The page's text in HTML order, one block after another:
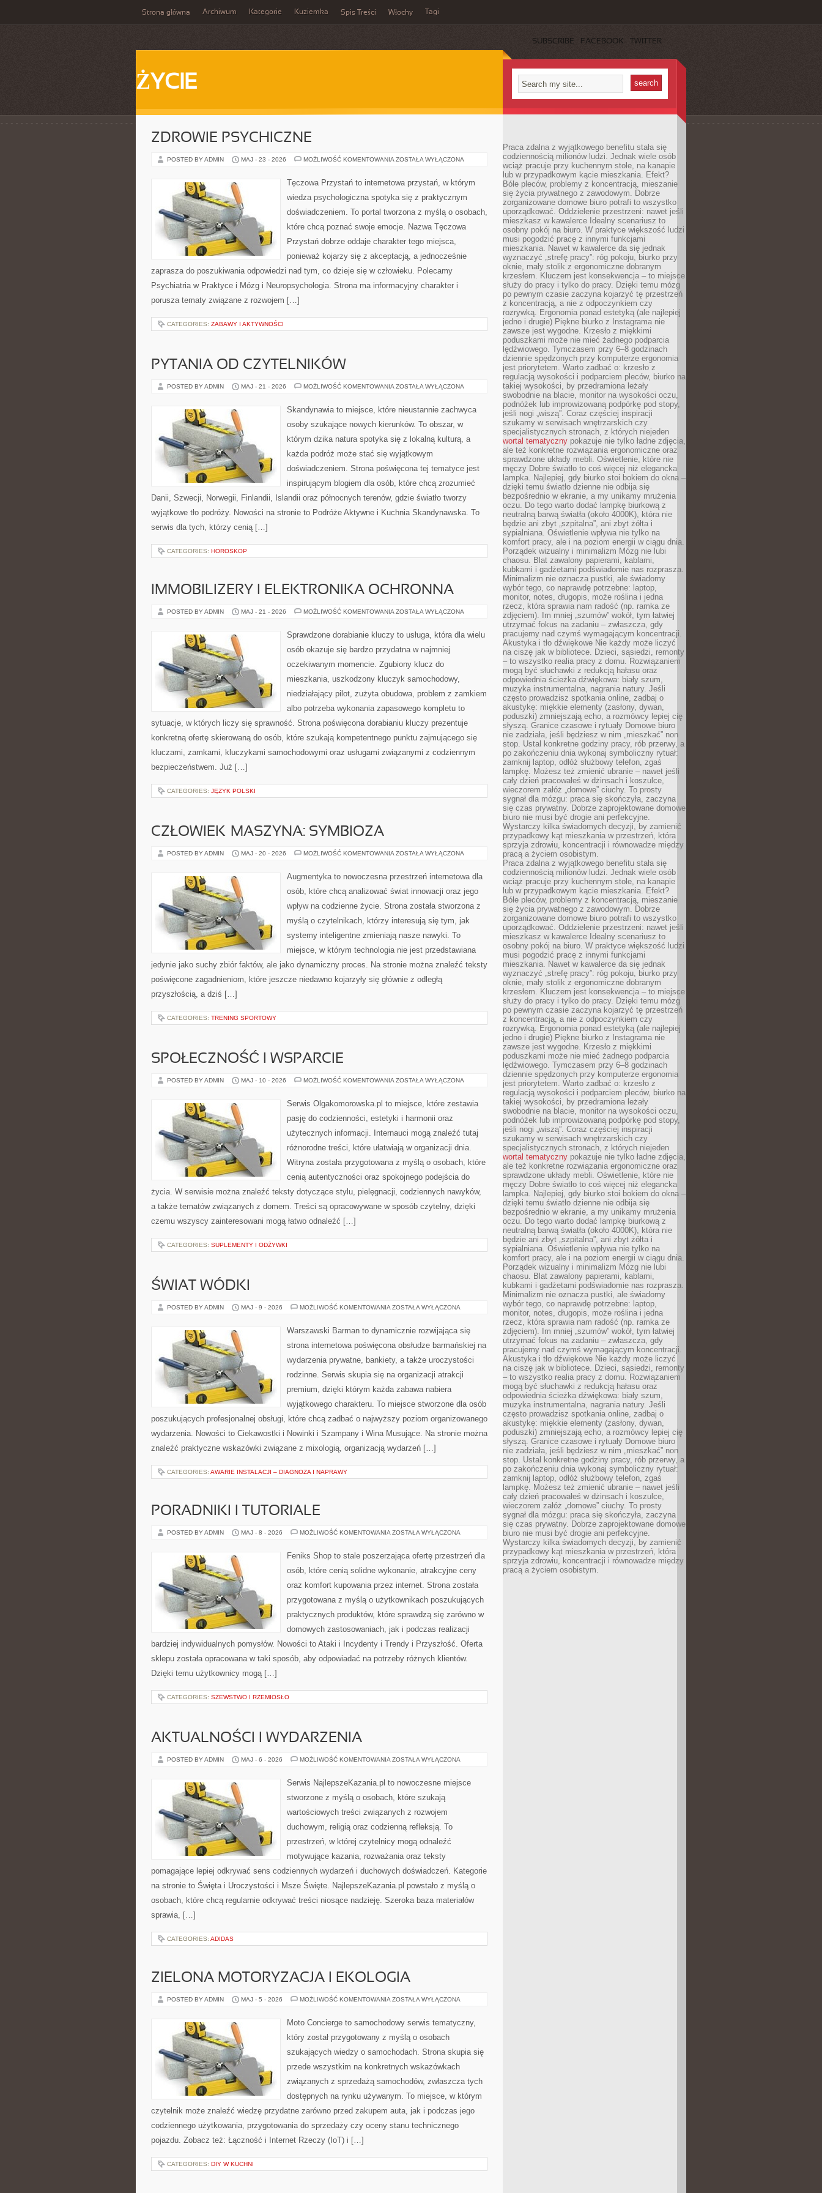
Strona główna Archiwum Kategorie Kuziemka Spis Treści Włochy Tagi
SUBSCRIBE FACEBOOK TWITTER
ŻYCIE
ZDROWIE PSYCHICZNE
POSTED BY ADMIN MAJ - 23 - 2026 MOŻLIWOŚĆ KOMENTOWANIA ZDROWIE
ZOSTAŁA WYŁĄCZONA
Tęczowa Przystań to internetowa przystań, w którym
wiedza psychologiczna spotyka się z praktycznym
doświadczeniem. To portal tworzona z myślą o osobach,
które chcą poznać swoje emocje. Nazwa Tęczowa
Przystań dobrze oddaje charakter tego miejsca,
ponieważ kojarzy się z akceptacją, a jednocześnie
zaprasza do poszukiwania odpowiedzi nad tym, co dzieje się w człowieku. Polecamy
Psychiatria w Praktyce i Mózg i Neuropsychologia. Strona ma informacyjny charakter i
porusza tematy związane z rozwojem […]
CATEGORIES: ZABAWY I AKTYWNOŚCI
PYTANIA OD CZYTELNIKÓW
POSTED BY ADMIN MAJ - 21 - 2026 MOŻLIWOŚĆ KOMENTOWANIA PYTANIA
ZOSTAŁA WYŁĄCZONA
Skandynawia to miejsce, które nieustannie zachwyca
osoby szukające nowych kierunków. To obszar, w
którym dzika natura spotyka się z lokalną kulturą, a
każda podróż może stać się wyjątkowym
doświadczeniem. Strona poświęcona tej tematyce jest
inspirującym blogiem dla osób, które chcą zrozumieć
Danii, Szwecji, Norwegii, Finlandii, Islandii oraz północnych terenów, gdzie światło tworzy
wyjątkowe tło podróży. Nowości na stronie to Podróże Aktywne i Kuchnia Skandynawska. To
serwis dla tych, którzy cenią […]
CATEGORIES: HOROSKOP
IMMOBILIZERY I ELEKTRONIKA OCHRONNA
POSTED BY ADMIN MAJ - 21 - 2026 MOŻLIWOŚĆ KOMENTOWANIA IMMOBILIZERY
OCHRONNA
ZOSTAŁA WYŁĄCZONA
Sprawdzone dorabianie kluczy to usługa, która dla wielu
osób okazuje się bardzo przydatna w najmniej
oczekiwanym momencie. Zgubiony klucz do
mieszkania, uszkodzony kluczyk samochodowy,
niedziałający pilot, zużyta obudowa, problem z zamkiem
albo potrzeba wykonania zapasowego kompletu to
sytuacje, w których liczy się sprawność. Strona poświęcona dorabianiu kluczy prezentuje
konkretną ofertę skierowaną do osób, które szukają kompetentnego punktu zajmującego się
kluczami, zamkami, kluczykami samochodowymi oraz usługami związanymi z codziennym
bezpieczeństwem. Już […]
CATEGORIES: JĘZYK POLSKI
CZŁOWIEK–MASZYNA: SYMBIOZA
POSTED BY ADMIN MAJ - 20 - 2026 MOŻLIWOŚĆ KOMENTOWANIA CZŁOWIEK–
ZOSTAŁA WYŁĄCZONA
Augmentyka to nowoczesna przestrzeń internetowa dla
osób, które chcą analizować świat innowacji oraz jego
wpływ na codzienne życie. Strona została stworzona z
myślą o czytelnikach, którzy interesują się tym, jak
systemy inteligentne zmieniają nasze nawyki. To
miejsce, w którym technologia nie jest przedstawiana
jedynie jako suchy zbiór faktów, ale jako dynamiczny proces. Na stronie można znaleźć teksty
poświęcone zagadnieniom, które jeszcze niedawno kojarzyły się głównie z odległą
przyszłością, a dziś […]
CATEGORIES: TRENING SPORTOWY
SPOŁECZNOŚĆ I WSPARCIE
POSTED BY ADMIN MAJ - 10 - 2026 MOŻLIWOŚĆ KOMENTOWANIA SPOŁECZNOŚĆ
ZOSTAŁA WYŁĄCZONA
Serwis Olgakomorowska.pl to miejsce, które zestawia
pasję do codzienności, estetyki i harmonii oraz
użytecznych informacji. Internauci mogą znaleźć tutaj
różnorodne treści, które ułatwiają w organizacji dnia.
Witryna została przygotowana z myślą o osobach, które
cenią autentyczności oraz spokojnego podejścia do
życia. W serwisie można znaleźć teksty dotyczące stylu, pielęgnacji, codziennych nawyków,
a także tematów związanych z domem. Treści są opracowywane w sposób czytelny, dzięki
czemu wszyscy zainteresowani mogą łatwo odnaleźć […]
CATEGORIES: SUPLEMENTY I ODŻYWKI
ŚWIAT WÓDKI
POSTED BY ADMIN MAJ - 9 - 2026 MOŻLIWOŚĆ KOMENTOWANIA ŚWIAT
ZOSTAŁA WYŁĄCZONA
Warszawski Barman to dynamicznie rozwijająca się
strona internetowa poświęcona obsłudze barmańskiej na
wydarzenia prywatne, bankiety, a także uroczystości
rodzinne. Serwis skupia się na organizacji atrakcji
premium, dzięki którym każda zabawa nabiera
wyjątkowego charakteru. To miejsce stworzone dla osób
poszukujących profesjonalnej obsługi, które chcą zadbać o najwyższy poziom organizowanego
wydarzenia. Nowości to Ciekawostki i Nowinki i Szampany i Wina Musujące. Na stronie można
znaleźć praktyczne wskazówki związane z mixologią, organizacją wydarzeń […]
CATEGORIES: AWARIE INSTALACJI – DIAGNOZA I NAPRAWY
PORADNIKI I TUTORIALE
POSTED BY ADMIN MAJ - 8 - 2026 MOŻLIWOŚĆ KOMENTOWANIA PORADNIKI
ZOSTAŁA WYŁĄCZONA
Feniks Shop to stale poszerzająca ofertę przestrzeń dla
osób, które cenią solidne wykonanie, atrakcyjne ceny
oraz komfort kupowania przez internet. Strona została
przygotowana z myślą o użytkownikach poszukujących
praktycznych produktów, które sprawdzą się zarówno w
domowych zastosowaniach, jak i podczas realizacji
bardziej indywidualnych pomysłów. Nowości to Ataki i Incydenty i Trendy i Przyszłość. Oferta
sklepu została opracowana w taki sposób, aby odpowiadać na potrzeby różnych klientów.
Dzięki temu użytkownicy mogą […]
CATEGORIES: SZEWSTWO I RZEMIOSŁO
AKTUALNOŚCI I WYDARZENIA
POSTED BY ADMIN MAJ - 6 - 2026 MOŻLIWOŚĆ KOMENTOWANIA AKTUALNOŚCI
ZOSTAŁA WYŁĄCZONA
Serwis NajlepszeKazania.pl to nowoczesne miejsce
stworzone z myślą o osobach, które szukają
wartościowych treści związanych z rozwojem
duchowym, religią oraz codzienną refleksją. To
przestrzeń, w której czytelnicy mogą odnaleźć
motywujące kazania, rozważania oraz teksty
pomagające lepiej odkrywać sens codziennych wydarzeń i duchowych doświadczeń. Kategorie
na stronie to Święta i Uroczystości i Msze Święte. NajlepszeKazania.pl powstało z myślą o
osobach, które chcą regularnie odkrywać treści niosące nadzieję. Szeroka baza materiałów
sprawia, […]
CATEGORIES: ADIDAS
ZIELONA MOTORYZACJA I EKOLOGIA
POSTED BY ADMIN MAJ - 5 - 2026 MOŻLIWOŚĆ KOMENTOWANIA ZIELONA
ZOSTAŁA WYŁĄCZONA
Moto Concierge to samochodowy serwis tematyczny,
który został przygotowany z myślą o osobach
szukających wiedzy o samochodach. Strona skupia się
przede wszystkim na konkretnych wskazówkach
związanych z sprzedażą samochodów, zwłaszcza tych
dostępnych na rynku używanym. To miejsce, w którym
czytelnik może znaleźć wiedzę przydatne zarówno przed zakupem auta, jak i podczas jego
codziennego użytkowania, przygotowania do sprzedaży czy oceny stanu technicznego
pojazdu. Zobacz też: Łączność i Internet Rzeczy (IoT) i […]
CATEGORIES: DIY W KUCHNI
Praca zdalna z wyjątkowego benefitu stała się
codziennością milionów ludzi. Jednak wiele osób
wciąż pracuje przy kuchennym stole, na kanapie
lub w przypadkowym kącie mieszkania. Efekt?
Bóle pleców, problemy z koncentracją, mieszanie
się życia prywatnego z zawodowym. Dobrze
zorganizowane domowe biuro potrafi to wszystko
uporządkować. Oddzielenie przestrzeni: nawet jeśli
mieszkasz w kawalerce Idealny scenariusz to
osobny pokój na biuro. W praktyce większość ludzi
musi pogodzić pracę z innymi funkcjami
mieszkania. Nawet w kawalerce da się jednak
wyznaczyć „strefę pracy”: róg pokoju, biurko przy
oknie, mały stolik z ergonomiczne dobranym
krzesłem. Kluczem jest konsekwencja – to miejsce
służy do pracy i tylko do pracy. Dzięki temu mózg
po pewnym czasie zaczyna kojarzyć tę przestrzeń
z koncentracją, a nie z odpoczynkiem czy
rozrywką. Ergonomia ponad estetyką (ale najlepiej
jedno i drugie) Piękne biurko z Instagrama nie
zawsze jest wygodne. Krzesło z miękkimi
poduszkami może nie mieć żadnego podparcia
lędźwiowego. Tymczasem przy 6–8 godzinach
dziennie spędzonych przy komputerze ergonomia
jest priorytetem. Warto zadbać o: krzesło z
regulacją wysokości i podparciem pleców, biurko na
takiej wysokości, by przedramiona leżały
swobodnie na blacie, monitor na wysokości oczu,
podnóżek lub improwizowaną podpórkę pod stopy,
jeśli nogi „wiszą”. Coraz częściej inspiracji
szukamy w serwisach wnętrzarskich czy
specjalistycznych stronach, z których niejeden
wortal tematyczny pokazuje nie tylko ładne zdjęcia,
ale też konkretne rozwiązania ergonomiczne oraz
sprawdzone układy mebli. Oświetlenie, które nie
męczy Dobre światło to coś więcej niż elegancka
lampka. Najlepiej, gdy biurko stoi bokiem do okna –
dzięki temu światło dzienne nie odbija się
bezpośrednio w ekranie, a my unikamy mrużenia
oczu. Do tego warto dodać lampkę biurkową z
neutralną barwą światła (około 4000K), która nie
będzie ani zbyt „szpitalna”, ani zbyt żółta i
sypialniana. Oświetlenie wpływa nie tylko na
komfort pracy, ale i na poziom energii w ciągu dnia.
Porządek wizualny i minimalizm Mózg nie lubi
chaosu. Blat zawalony papierami, kablami,
kubkami i gadżetami podświadomie nas rozprasza.
Minimalizm nie oznacza pustki, ale świadomy
wybór tego, co naprawdę potrzebne: laptop,
monitor, notes, długopis, może roślina i jedna
rzecz, która sprawia nam radość (np. ramka ze
zdjęciem). Im mniej „szumów” wokół, tym łatwiej
utrzymać fokus na zadaniu – zwłaszcza, gdy
pracujemy nad czymś wymagającym koncentracji.
Akustyka i tło dźwiękowe Nie każdy może liczyć
na ciszę jak w bibliotece. Dzieci, sąsiedzi, remonty
– to wszystko realia pracy z domu. Rozwiązaniem
mogą być słuchawki z redukcją hałasu oraz
odpowiednia ścieżka dźwiękowa: biały szum,
muzyka instrumentalna, nagrania natury. Jeśli
często prowadzisz spotkania online, zadbaj o
akustykę: miękkie elementy (zasłony, dywan,
poduszki) zmniejszają echo, a rozmówcy lepiej cię
słyszą. Granice czasowe i rytuały Domowe biuro
nie zadziała, jeśli będziesz w nim „mieszkać” non
stop. Ustal konkretne godziny pracy, rób przerwy, a
po zakończeniu dnia wykonaj symboliczny rytuał:
zamknij laptop, odłóż służbowy telefon, zgaś
lampkę. Możesz też zmienić ubranie – nawet jeśli
cały dzień pracowałeś w dżinsach i koszulce,
wieczorem załóż „domowe” ciuchy. To prosty
sygnał dla mózgu: praca się skończyła, zaczyna
się czas prywatny. Dobrze zaprojektowane domowe
biuro nie musi być drogie ani perfekcyjne.
Wystarczy kilka świadomych decyzji, by zamienić
przypadkowy kąt mieszkania w przestrzeń, która
sprzyja zdrowiu, koncentracji i równowadze między
pracą a życiem osobistym.
Praca zdalna z wyjątkowego benefitu stała się
codziennością milionów ludzi. Jednak wiele osób
wciąż pracuje przy kuchennym stole, na kanapie
lub w przypadkowym kącie mieszkania. Efekt?
Bóle pleców, problemy z koncentracją, mieszanie
się życia prywatnego z zawodowym. Dobrze
zorganizowane domowe biuro potrafi to wszystko
uporządkować. Oddzielenie przestrzeni: nawet jeśli
mieszkasz w kawalerce Idealny scenariusz to
osobny pokój na biuro. W praktyce większość ludzi
musi pogodzić pracę z innymi funkcjami
mieszkania. Nawet w kawalerce da się jednak
wyznaczyć „strefę pracy”: róg pokoju, biurko przy
oknie, mały stolik z ergonomiczne dobranym
krzesłem. Kluczem jest konsekwencja – to miejsce
służy do pracy i tylko do pracy. Dzięki temu mózg
po pewnym czasie zaczyna kojarzyć tę przestrzeń
z koncentracją, a nie z odpoczynkiem czy
rozrywką. Ergonomia ponad estetyką (ale najlepiej
jedno i drugie) Piękne biurko z Instagrama nie
zawsze jest wygodne. Krzesło z miękkimi
poduszkami może nie mieć żadnego podparcia
lędźwiowego. Tymczasem przy 6–8 godzinach
dziennie spędzonych przy komputerze ergonomia
jest priorytetem. Warto zadbać o: krzesło z
regulacją wysokości i podparciem pleców, biurko na
takiej wysokości, by przedramiona leżały
swobodnie na blacie, monitor na wysokości oczu,
podnóżek lub improwizowaną podpórkę pod stopy,
jeśli nogi „wiszą”. Coraz częściej inspiracji
szukamy w serwisach wnętrzarskich czy
specjalistycznych stronach, z których niejeden
wortal tematyczny pokazuje nie tylko ładne zdjęcia,
ale też konkretne rozwiązania ergonomiczne oraz
sprawdzone układy mebli. Oświetlenie, które nie
męczy Dobre światło to coś więcej niż elegancka
lampka. Najlepiej, gdy biurko stoi bokiem do okna –
dzięki temu światło dzienne nie odbija się
bezpośrednio w ekranie, a my unikamy mrużenia
oczu. Do tego warto dodać lampkę biurkową z
neutralną barwą światła (około 4000K), która nie
będzie ani zbyt „szpitalna”, ani zbyt żółta i
sypialniana. Oświetlenie wpływa nie tylko na
komfort pracy, ale i na poziom energii w ciągu dnia.
Porządek wizualny i minimalizm Mózg nie lubi
chaosu. Blat zawalony papierami, kablami,
kubkami i gadżetami podświadomie nas rozprasza.
Minimalizm nie oznacza pustki, ale świadomy
wybór tego, co naprawdę potrzebne: laptop,
monitor, notes, długopis, może roślina i jedna
rzecz, która sprawia nam radość (np. ramka ze
zdjęciem). Im mniej „szumów” wokół, tym łatwiej
utrzymać fokus na zadaniu – zwłaszcza, gdy
pracujemy nad czymś wymagającym koncentracji.
Akustyka i tło dźwiękowe Nie każdy może liczyć
na ciszę jak w bibliotece. Dzieci, sąsiedzi, remonty
– to wszystko realia pracy z domu. Rozwiązaniem
mogą być słuchawki z redukcją hałasu oraz
odpowiednia ścieżka dźwiękowa: biały szum,
muzyka instrumentalna, nagrania natury. Jeśli
często prowadzisz spotkania online, zadbaj o
akustykę: miękkie elementy (zasłony, dywan,
poduszki) zmniejszają echo, a rozmówcy lepiej cię
słyszą. Granice czasowe i rytuały Domowe biuro
nie zadziała, jeśli będziesz w nim „mieszkać” non
stop. Ustal konkretne godziny pracy, rób przerwy, a
po zakończeniu dnia wykonaj symboliczny rytuał:
zamknij laptop, odłóż służbowy telefon, zgaś
lampkę. Możesz też zmienić ubranie – nawet jeśli
cały dzień pracowałeś w dżinsach i koszulce,
wieczorem załóż „domowe” ciuchy. To prosty
sygnał dla mózgu: praca się skończyła, zaczyna
się czas prywatny. Dobrze zaprojektowane domowe
biuro nie musi być drogie ani perfekcyjne.
Wystarczy kilka świadomych decyzji, by zamienić
przypadkowy kąt mieszkania w przestrzeń, która
sprzyja zdrowiu, koncentracji i równowadze między
pracą a życiem osobistym.